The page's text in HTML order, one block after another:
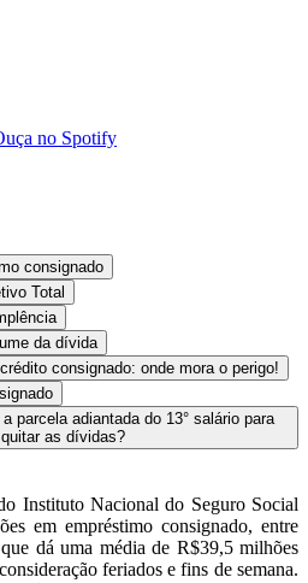
no Spotify
consignado
Total
da dívida
consignado: onde mora o perigo!
parcela adiantada do 13° salário para
quitar as dívidas?
Instituto Nacional do Seguro Social
em empréstimo consignado, entre
dá uma média de R$39,5 milhões
feriados e fins de semana.